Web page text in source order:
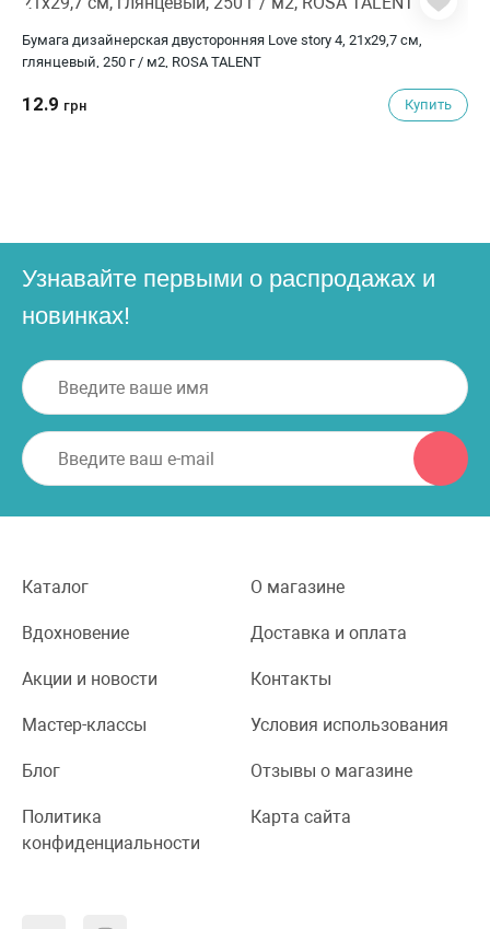
Бумага дизайнерская двусторонняя Love story 4, 21х29,7 см,
глянцевый, 250 г / м2, ROSA TALENT
12.9 грн Купить
Узнавайте первыми о распродажах и
новинках!
Каталог О магазине
Вдохновение Доставка и оплата
Акции и новости Контакты
Мастер-классы Условия использования
Блог Отзывы о магазине
Политика
конфиденциальности
Карта сайта